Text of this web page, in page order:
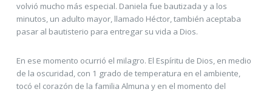
volvió mucho más especial. Daniela fue bautizada y a los
minutos, un adulto mayor, llamado Héctor, también aceptaba
pasar al bautisterio para entregar su vida a Dios.
En ese momento ocurrió el milagro. El Espíritu de Dios, en medio
de la oscuridad, con 1 grado de temperatura en el ambiente,
tocó el corazón de la familia Almuna y en el momento del